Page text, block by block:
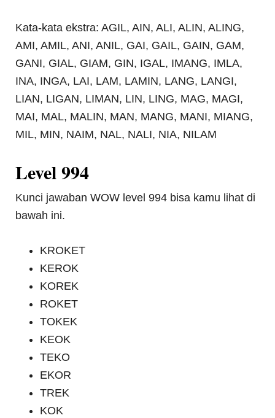
Kata-kata ekstra: AGIL, AIN, ALI, ALIN, ALING,
AMI, AMIL, ANI, ANIL, GAI, GAIL, GAIN, GAM,
GANI, GIAL, GIAM, GIN, IGAL, IMANG, IMLA,
INA, INGA, LAI, LAM, LAMIN, LANG, LANGI,
LIAN, LIGAN, LIMAN, LIN, LING, MAG, MAGI,
MAI, MAL, MALIN, MAN, MANG, MANI, MIANG,
MIL, MIN, NAIM, NAL, NALI, NIA, NILAM
Level 994
Kunci jawaban WOW level 994 bisa kamu lihat di
bawah ini.
KROKET
KEROK
KOREK
ROKET
TOKEK
KEOK
TEKO
EKOR
TREK
KOK